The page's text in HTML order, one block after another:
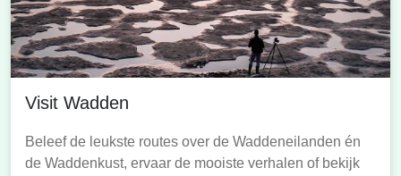
Visit Wadden
Beleef de leukste routes over de Waddeneilanden én
de Waddenkust, ervaar de mooiste verhalen of bekijk